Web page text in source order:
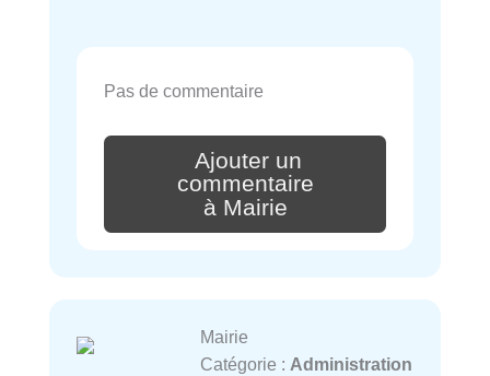
Pas de commentaire
Ajouter un
commentaire
à Mairie
Mairie
Catégorie : Administration